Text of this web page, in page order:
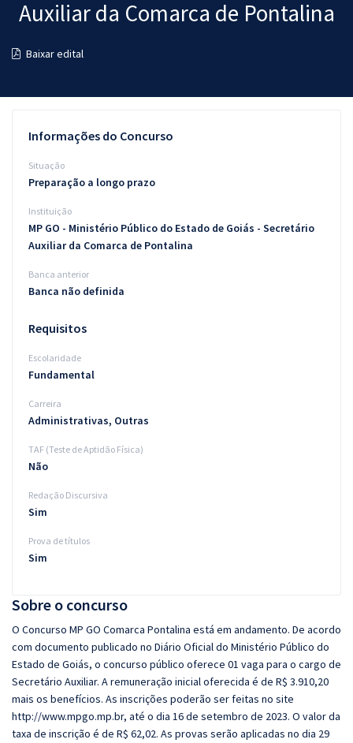
Pós
Graduação
Questões grátis
Blog
Auxiliar da Comarca de Pontalina
Baixar edital
Sobre o concurso
O Concurso MP GO Comarca Pontalina está em andamento. De acordo
com documento publicado no Diário Oficial do Ministério Público do
Estado de Goiás, o concurso público oferece 01 vaga para o cargo de
Secretário Auxiliar. A remuneração inicial oferecida é de R$ 3.910,20
mais os benefícios. As inscrições poderão ser feitas no site
http://www.mpgo.mp.br, até o dia 16 de setembro de 2023. O valor da
taxa de inscrição é de R$ 62,02. As provas serão aplicadas no dia 29
Informações do Concurso
Situação
Preparação a longo prazo
Instituição
MP GO - Ministério Público do Estado de Goiás - Secretário
Auxiliar da Comarca de Pontalina
Banca anterior
Banca não definida
Requisitos
Escolaridade
Fundamental
Carreira
Administrativas, Outras
TAF (Teste de Aptidão Física)
Não
Redação Discursiva
Sim
Prova de títulos
Sim